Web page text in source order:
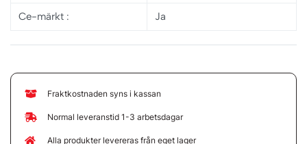
Ce-märkt : Ja
Fraktkostnaden syns i kassan
Normal leveranstid 1-3 arbetsdagar
Alla produkter levereras från eget lager